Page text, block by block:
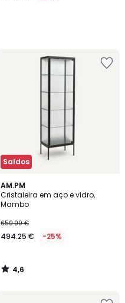
Saldos
AM.PM
Cristaleira em aço e vidro,
Mambo
659.00 €
494.25 € -25%
4,6
/ 5
4,6
/